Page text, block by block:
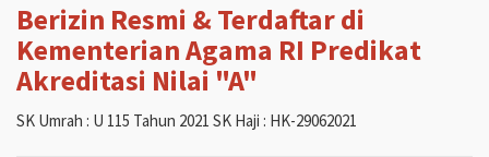
Berizin Resmi & Terdaftar di
Kementerian Agama RI Predikat
Akreditasi Nilai "A"
SK Umrah : U 115 Tahun 2021 SK Haji : HK-29062021